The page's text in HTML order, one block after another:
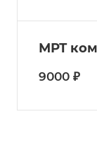
МРТ
9000 ₽